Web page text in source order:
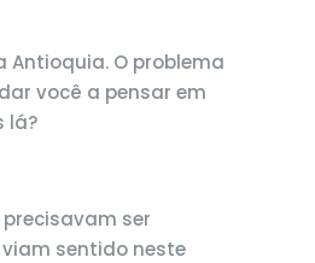
Antioquia. O problema
você a pensar em
lá?
ser
sentido neste